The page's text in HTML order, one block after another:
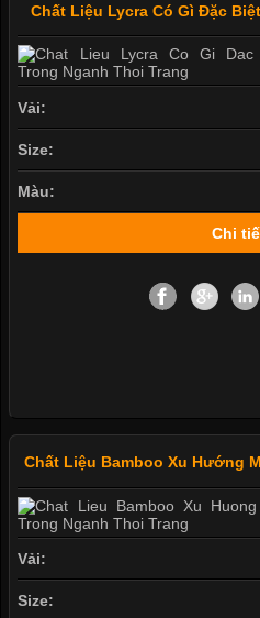
Chất Liệu Lycra Có Gì Đặc
Vải:
Size:
Màu:
Chi
Chất Liệu Bamboo Xu Hướng
Vải:
Size: